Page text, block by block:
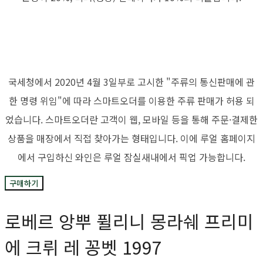
국세청에서 2020년 4월 3일부로 고시한 "주류의 통신판매에 관
한 명령 위임"에 따라 스마트오더를 이용한 주류 판매가 허용 되
었습니다. 스마트오더란 고객이 웹, 모바일 등을 통해 주문·결제한
상품을 매장에서 직접 찾아가는 형태입니다. 이에 루얼 홈페이지
에서 구입하신 와인은 루얼 잠실새내에서 픽업 가능합니다.
구매하기
로베르 앙뿌 퓔리니 몽라쉐 프리미
에 크뤼 레 꽁벳 1997